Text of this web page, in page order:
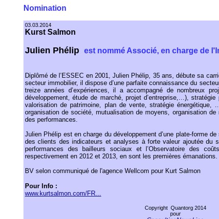
Nomination
03.03.2014
Kurst Salmon
Julien Phélip est nommé Associé, en charge de
Diplômé de l’ESSEC en 2001, Julien Phélip, 35 ans, débute sa
secteur immobilier, il dispose d’une parfaite connaissance du
treize années d’expériences, il a accompagné de nombreux
développement, étude de marché, projet d’entreprise,…), stratégie
valorisation de patrimoine, plan de vente, stratégie énergétique,
organisation de société, mutualisation de moyens, organisation
des performances.
Julien Phélip est en charge du développement d’une plate-forme
des clients des indicateurs et analyses à forte valeur ajoutée du
performances des bailleurs sociaux et l’Observatoire des
respectivement en 2012 et 2013, en sont les premières émanations.
BV selon communiqué de l'agence Wellcom pour Kurt Salmon
Pour Info :
www.kurtsalmon.com/FR...
Copyright Quantorg 2014
pour